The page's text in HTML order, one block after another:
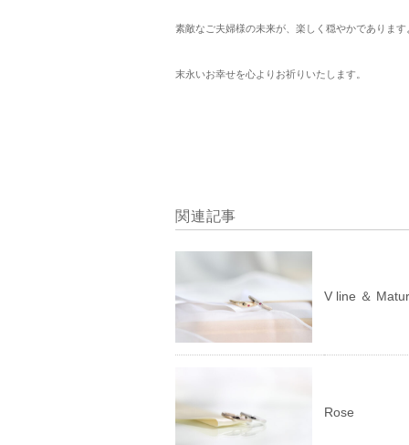
素敵なご夫婦様の未来が、楽しく穏やかであります
末永いお幸せを心よりお祈りいたします。
関連記事
V line ＆
Rose